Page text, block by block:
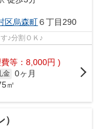
区烏森町６丁目290
♪分割ＯＫ♪
等：8,000円 )
金 0ヶ月
㎡